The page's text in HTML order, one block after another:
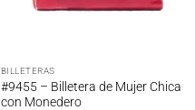
BILLETERAS
#9455 – Billetera de Mujer Chica
con Monedero